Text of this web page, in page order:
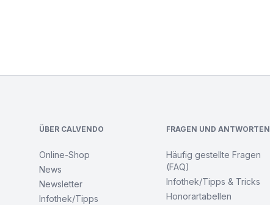
ÜBER CALVENDO
Online-Shop
News
Newsletter
Infothek/Tipps
FRAGEN UND ANTWORTEN
Häufig gestellte Fragen
(FAQ)
Infothek/Tipps & Tricks
Honorartabellen